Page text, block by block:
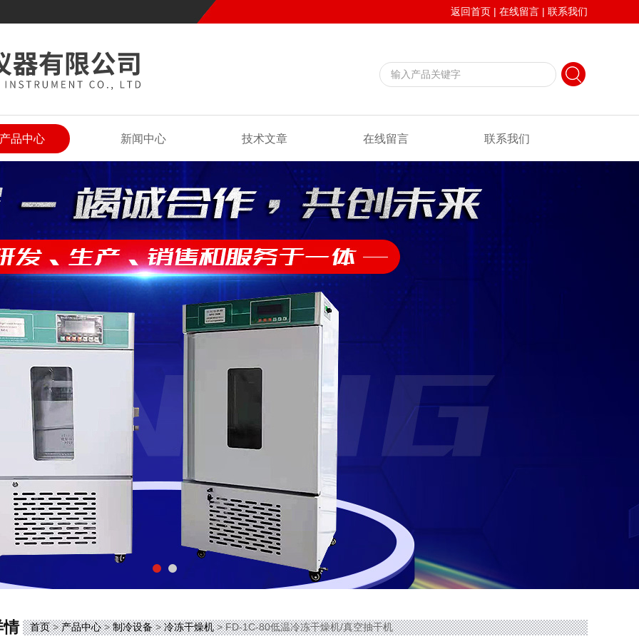
返回首页 | 在线留言 | 联系我们
产品中心 新闻中心 技术文章 在线留言 联系我们
情 首页>产品中心>制冷设备>冷冻干燥机> FD-1C-80低温冷冻干燥机/真空抽干机